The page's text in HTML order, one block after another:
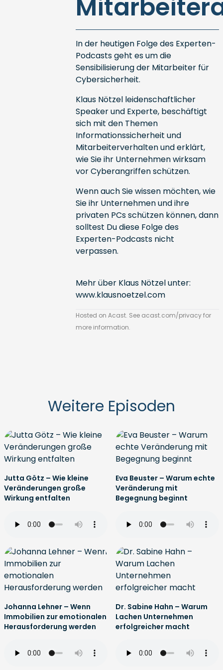
In der heutigen Folge des Experten-
Podcasts geht es um die
Sensibilisierung der Mitarbeiter für
Cybersicherheit.
Klaus Nötzel leidenschaftlicher
Speaker und Experte, beschäftigt
sich mit den Themen
Informationssicherheit und
Mitarbeiterverhalten und erklärt,
wie Sie ihr Unternehmen wirksam
vor Cyberangriffen schützen.
Wenn auch Sie wissen möchten, wie
Sie ihr Unternehmen und ihre
privaten PCs schützen können, dann
solltest Du diese Folge des
Experten-Podcasts nicht
verpassen.
Mehr über Klaus Nötzel unter:
www.klausnoetzel.com
Hosted on Acast. See acast.com/privacyfor
more information.
Weitere Episoden
Jutta Götz – Wie kleine
Veränderungen große
Wirkung entfalten
Eva Beuster – Warum echte
Veränderung mit
Begegnung beginnt
Johanna Lehner – Wenn
Immobilien zur emotionalen
Herausforderung werden
Dr. Sabine Hahn – Warum
Lachen Unternehmen
erfolgreicher macht